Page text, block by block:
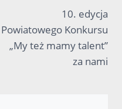
p
p
g
r
a
m
10. edycja
Powiatowego Konkursu
„My też mamy talent”
za nami